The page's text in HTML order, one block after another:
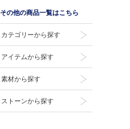
その他の商品一覧はこちら
カテゴリーから探す
アイテムから探す
素材から探す
ストーンから探す